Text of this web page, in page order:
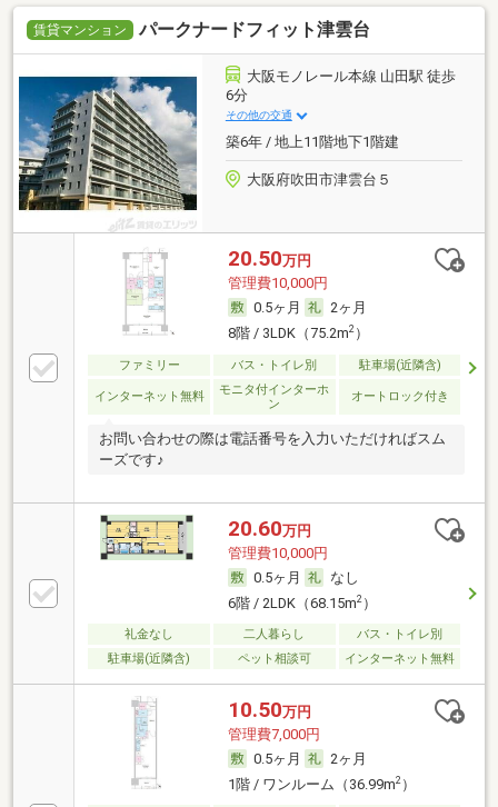
賃貸マンション パークナードフィット津雲台
大阪モノレール本線 山田駅 徒歩
6分
その他の交通
築6年 / 地上11階地下1階建
大阪府吹田市津雲台５
20.50万円
管理費10,000円
0.5ヶ月
2ヶ月
8階 / 3LDK（75.2m2）
ファミリー バス・トイレ別 駐車場(近隣含)
インターネット無料
モニタ付インターホ
ン
オートロック付き
お問い合わせの際は電話番号を入力いただければスム
ーズです♪
20.60万円
管理費10,000円
0.5ヶ月
なし
6階 / 2LDK（68.15m2）
礼金なし 二人暮らし
バス・トイレ別
駐車場(近隣含)
ペット相談可 インターネット無料
10.50万円
管理費7,000円
0.5ヶ月
2ヶ月
1階 / ワンルーム（36.99m2）